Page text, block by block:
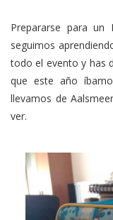
Prepararse para
seguimos
todo el evento y has
que este año
llevamos de
ver.